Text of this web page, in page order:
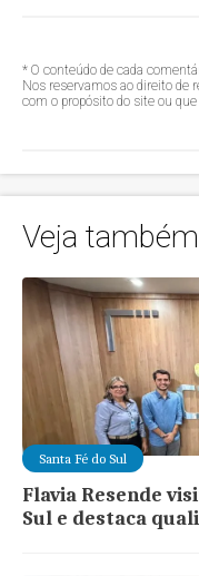
* O conteúdo de cada
Nos reservamos ao direito de
com o propósito do site ou
Veja também
Santa Fé do Sul
Flavia Resende
Sul e destaca